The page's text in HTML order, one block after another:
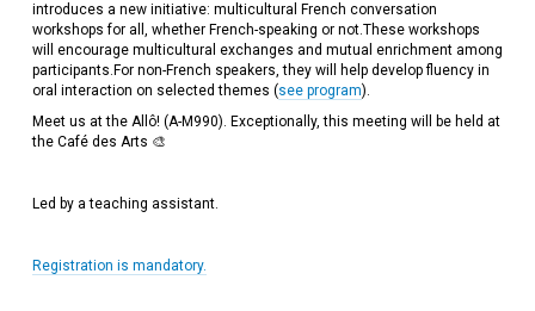
introduces a new initiative: multicultural French conversation
workshops for all, whether French-speaking or not.These workshops
will encourage multicultural exchanges and mutual enrichment among
participants.For non-French speakers, they will help develop fluency in
oral interaction on selected themes (see program).
Meet us at the Allô! (A-M990). Exceptionally, this meeting will be held at
the Café des Arts 🎨
Led by a teaching assistant.
Registration is mandatory.